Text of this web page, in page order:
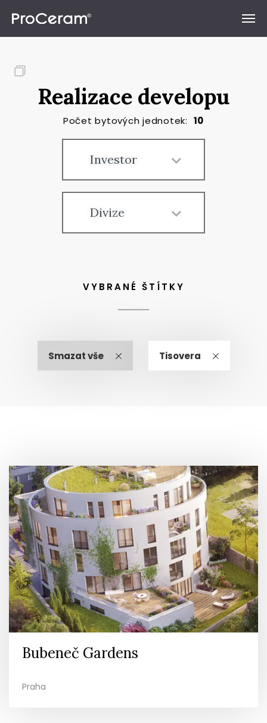
Realizace developu
Počet bytových jednotek: 10
Investor
Divize
VYBRANÉ ŠTÍTKY
Smazat vše Tisovera
Bubeneč Gardens
Praha